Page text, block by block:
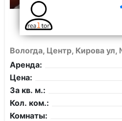
Вологда, Центр, Кирова
Аренда:
Цена:
За кв. м.:
Кол. ком.:
Комнаты: